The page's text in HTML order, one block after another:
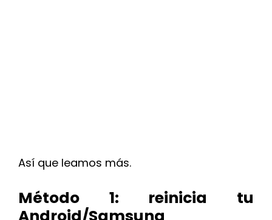
Así que leamos más.
Método 1: reinicia tu